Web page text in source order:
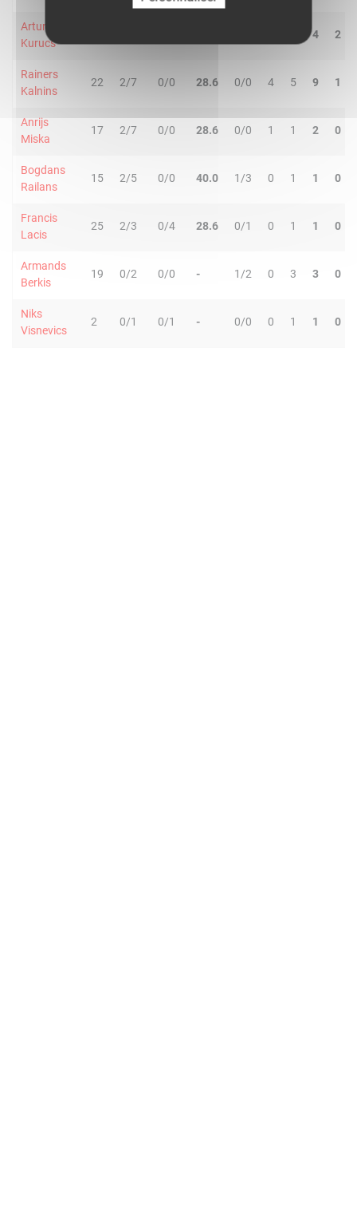
Arturs
Kurucs
4 2
Rainers
Kalnins
22 2/7 0/0 28.6 0/0 4 5 9 1
Anrijs
Miska
17 2/7 0/0 28.6 0/0 1 1 2 0
Bogdans
Railans
15 2/5 0/0 40.0 1/3 0 1 1 0
Francis
Lacis
25 2/3 0/4 28.6 0/1 0 1 1 0
Armands
Berkis
19 0/2 0/0 - 1/2 0 3 3 0
Niks
Visnevics
2 0/1 0/1 - 0/0 0 1 1 0